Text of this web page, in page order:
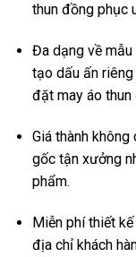
thun đồng phục
Đa dạng về mẫu
tạo dấu ấn
đặt may áo thun
Giá thành
gốc tận xưởng
phẩm.
Miễn phí thiết
địa chỉ khách